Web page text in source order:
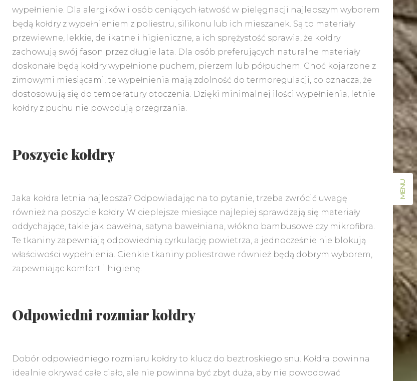
wypełnienie. Dla alergików i osób ceniących łatwość w pielęgnacji najlepszym wyborem
będą kołdry z wypełnieniem z poliestru, silikonu lub ich mieszanek. Są to materiały
przewiewne, lekkie, delikatne i higieniczne, a ich sprężystość sprawia, że kołdry
zachowują swój fason przez długie lata. Dla osób preferujących naturalne materiały
doskonałe będą kołdry wypełnione puchem, pierzem lub półpuchem. Choć kojarzone z
zimowymi miesiącami, te wypełnienia mają zdolność do termoregulacji, co oznacza, że
dostosowują się do temperatury otoczenia. Dzięki minimalnej ilości wypełnienia, letnie
kołdry z puchu nie powodują przegrzania.
Poszycie kołdry
Jaka kołdra letnia najlepsza? Odpowiadając na to pytanie, trzeba zwrócić uwagę
również na poszycie kołdry. W cieplejsze miesiące najlepiej sprawdzają się materiały
oddychające, takie jak bawełna, satyna bawełniana, włókno bambusowe czy mikrofibra.
Te tkaniny zapewniają odpowiednią cyrkulację powietrza, a jednocześnie nie blokują
właściwości wypełnienia. Cienkie tkaniny poliestrowe również będą dobrym wyborem,
zapewniając komfort i higienę.
Odpowiedni rozmiar kołdry
Dobór odpowiedniego rozmiaru kołdry to klucz do beztroskiego snu. Kołdra powinna
idealnie okrywać całe ciało, ale nie powinna być zbyt duża, aby nie powodować
MENU